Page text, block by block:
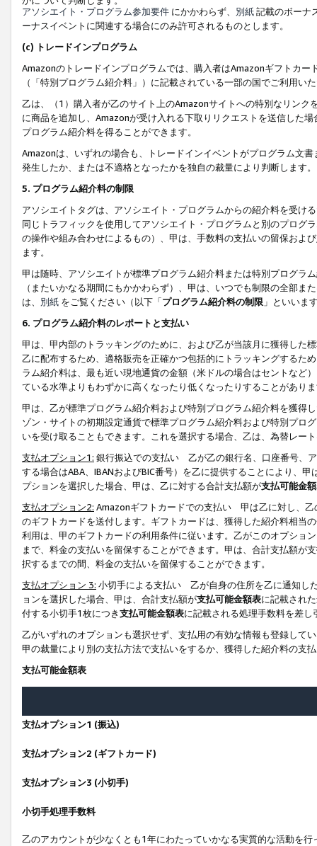
アソシエイト・プログラム参加要件 にかかわらず、 別紙記載のボーナ
ーナスイベントに関連する場合にのみ許可されるものとします。
(c) トレードインプログラム
Amazonのトレードインプログラムでは、購入者はAmazonギフトカ
（「特別プログラム紹介料」）に記載されている一部の国でご利用い
乙は、（1）購入者が乙のサイト上のAmazonサイトへの特別なリン
に商品を追加し、Amazonが受け入れる下取りリクエストを送信した
プログラム紹介料を得ることができます。
Amazonは、いずれの場合も、トレードインイベントがプログラム文
発生したか、または不適格となったかを独自の裁量により判断します。
5. プログラム紹介料の制限
アソシエイトタグは、アソシエイト・プログラムからの紹介料を受け
同じトラフィックを使用してアソシエイト・プログラムと別のプログ
の操作や組み合わせによるもの）、甲は、手数料の支払いの留保およ
ます。
甲は随時、アソシエイトが標準プログラム紹介料または特別プログラ
（またいかなる期間にもかかわらず）、甲は、いつでも制限の全部
は、 別紙 をご覧ください（以下「プログラム紹介料の制限 」といいま
6. プログラム紹介料のレポートと支払い
甲は、甲内部のトラッキングのために、および乙が当該月に獲得した
乙に配布するため、適格販売を正確かつ包括的にトラッキングするた
ラム紹介料は、最も近い現地通貨の金額（米ドルの場合はセントなど
ている水準よりもわずかに高くなったり低くなったりすることがあり
甲は、乙が標準プログラム紹介料および特別プログラム紹介料を獲得
ゾン・サイトの初期設定通貨で標準プログラム紹介料および特別プロ
いを受け取ることもできます。これを選択する場合、乙は、為替レー
支払オプション1: 銀行振込での支払い 乙が乙の銀行名、口座番号、
する場合はABA、IBANおよびBIC番号）を乙に提供することにより、
プションを選択した場合、甲は、乙に対する合計支払額が支払可能金
支払オプション2: Amazonギフトカードでの支払い 甲は乙に対し、乙
のギフトカードを送付します。ギフトカードは、獲得した紹介料相当
利用は、甲のギフトカードの利用条件に従います。乙がこのオプショ
まで、料金の支払いを留保することができます。甲は、合計支払額が
択するまでの間、料金の支払いを留保することができます。
支払オプション 3: 小切手による支払い 乙が自身の住所を乙に通知し
ョンを選択した場合、甲は、合計支払額が支払可能金額表に記載され
付する小切手1枚につき支払可能金額表に記載される処理手数料を差し
乙がいずれのオプションも選択せず、支払用の有効な情報も登録して
甲の裁量により別の支払方法で支払いをするか、獲得した紹介料の支
支払可能金額表
支払オプション1 (振込)
支払オプション2 (ギフトカード)
支払オプション3 (小切手)
小切手処理手数料
乙のアカウントが少なくとも1年にわたっていかなる実質的な活動を